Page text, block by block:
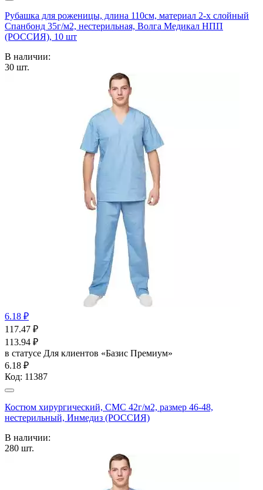
Рубашка для роженицы, длина 110см, материал 2-х слойный
Спанбонд 35г/м2, нестерильная, Волга Медикал НПП
(РОССИЯ), 10 шт
В наличии:
30 шт.
6.18 ₽
117.47 ₽
113.94 ₽
в статусе Для клиентов «Базис Премиум»
6.18 ₽
Код: 11387
Костюм хирургический, СМС 42г/м2, размер 46-48,
нестерильный, Инмедиз (РОССИЯ)
В наличии:
280 шт.